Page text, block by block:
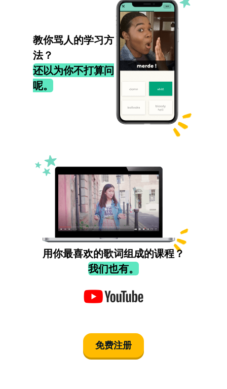
教你骂人的学习方
法？
还以为你不打算问
呢。
用你最喜欢的歌词组成的课程？
我们也有。
免费注册